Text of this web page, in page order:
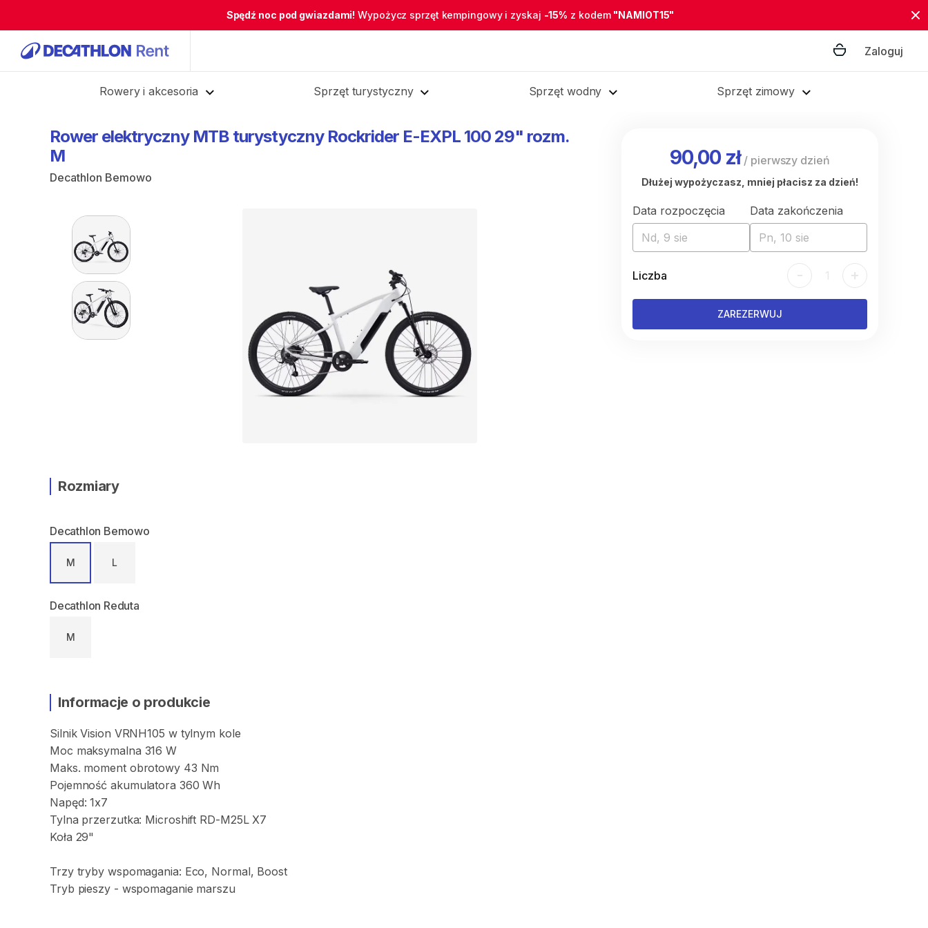
Spędź noc pod gwiazdami! Wypożycz sprzęt kempingowy i zyskaj -15% z kodem "NAMIOT15"
Zaloguj
Rowery i akcesoria Sprzęt turystyczny Sprzęt wodny Sprzęt zimowy
Rower elektryczny MTB turystyczny Rockrider E-EXPL 100 29" rozm.
M
Decathlon Bemowo
Rozmiary
Decathlon Bemowo
M L
Decathlon Reduta
M
Informacje o produkcie
Silnik Vision VRNH105 w tylnym kole
Moc maksymalna 316 W
Maks. moment obrotowy 43 Nm
Pojemność akumulatora 360 Wh
Napęd: 1x7
Tylna przerzutka: Microshift RD-M25L X7
Koła 29"
Trzy tryby wspomagania: Eco​,​ Normal​,​ Boost
Tryb pieszy - wspomaganie marszu
90,00 zł/ pierwszy dzień
Dłużej wypożyczasz, mniej płacisz za dzień!
Data rozpoczęcia
Nd, 9 sie
Data zakończenia
Pn, 10 sie
Liczba - 1 +
ZAREZERWUJ